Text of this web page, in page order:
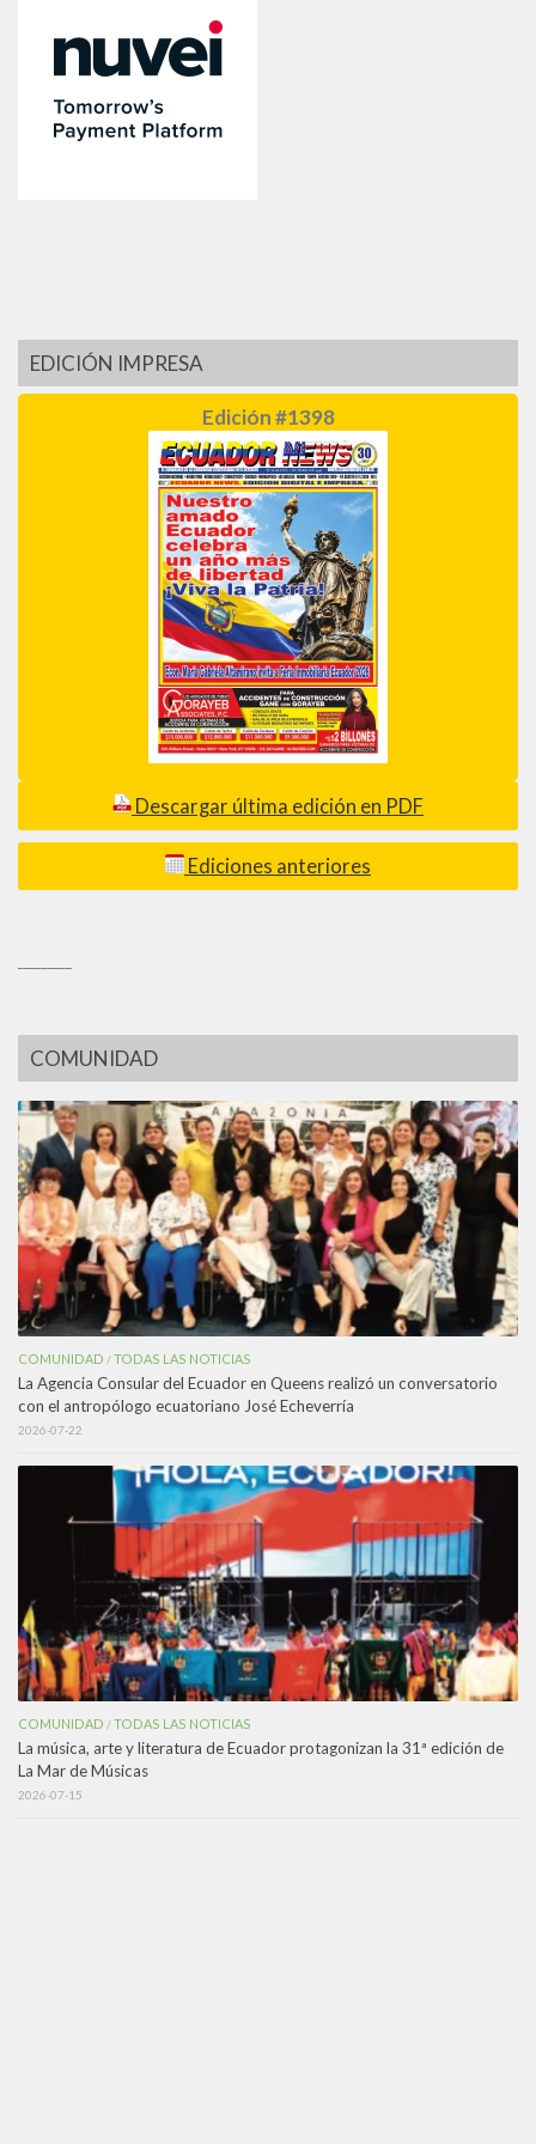
EDICIÓN IMPRESA
Edición #1398
Descargar última edición en PDF
Ediciones anteriores
COMUNIDAD
COMUNIDAD /TODAS LAS NOTICIAS
La Agencia Consular del Ecuador en Queens realizó un conversatorio
con el antropólogo ecuatoriano José Echeverría
2026-07-22
COMUNIDAD /TODAS LAS NOTICIAS
La música, arte y literatura de Ecuador protagonizan la 31ª edición de
La Mar de Músicas
2026-07-15